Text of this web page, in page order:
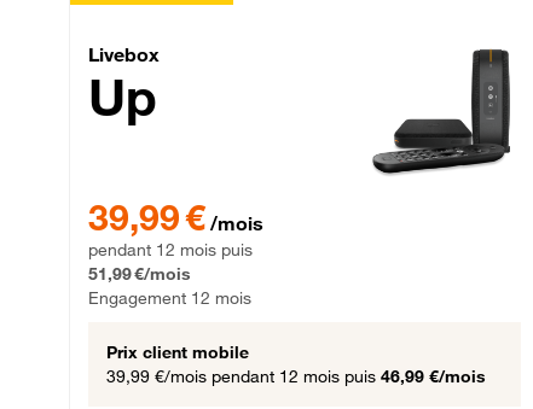
Livebox Up Fibre
Livebox
Up
39,99 € /mois
pendant 12 mois puis
51,99 €/mois
Engagement 12 mois
Prix client mobile
39,99 €/mois pendant 12 mois puis 46,99 €/mois